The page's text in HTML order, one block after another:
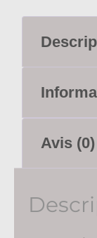
Avis (0)